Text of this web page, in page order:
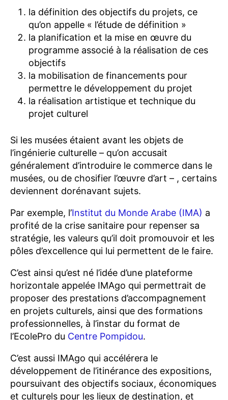
la définition des objectifs du projets, ce
qu’on appelle « l’étude de définition »
la planification et la mise en œuvre du
programme associé à la réalisation de ces
objectifs
la mobilisation de financements pour
permettre le développement du projet
la réalisation artistique et technique du
projet culturel
Si les musées étaient avant les objets de
l’ingénierie culturelle – qu’on accusait
généralement d’introduire le commerce dans le
musées, ou de chosifier l’œuvre d’art – , certains
deviennent dorénavant sujets.
Par exemple, l’Institut du Monde Arabe (IMA) a
profité de la crise sanitaire pour repenser sa
stratégie, les valeurs qu’il doit promouvoir et les
pôles d’excellence qui lui permettent de le faire.
C’est ainsi qu’est né l’idée d’une plateforme
horizontale appelée IMAgo qui permettrait de
proposer des prestations d’accompagnement
en projets culturels, ainsi que des formations
professionnelles, à l’instar du format de
l’EcolePro du Centre Pompidou.
C’est aussi IMAgo qui accélérera le
développement de l’itinérance des expositions,
poursuivant des objectifs sociaux, économiques
et culturels pour les lieux de destination, et